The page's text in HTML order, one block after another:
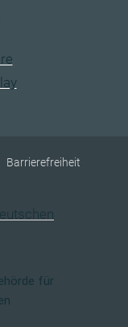
Barrierefreiheit